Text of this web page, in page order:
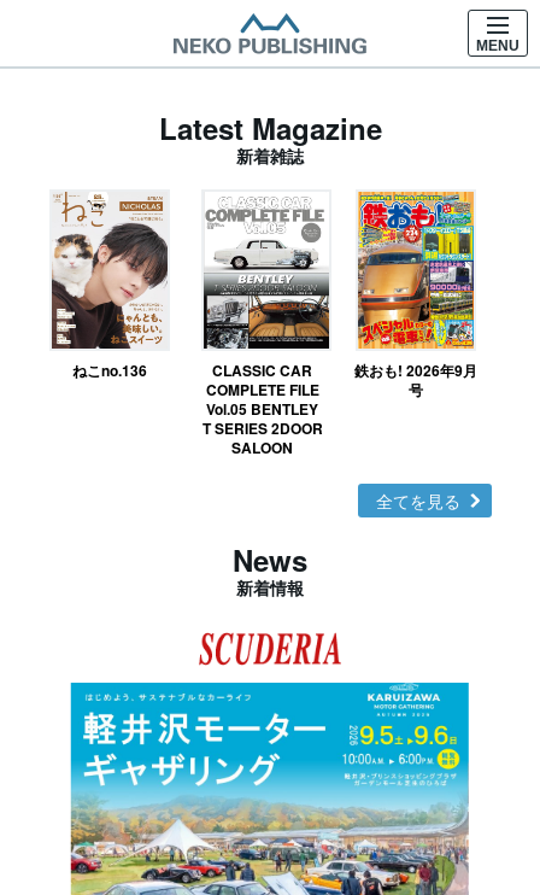
MENU
Latest Magazine
新着雑誌
ねこno.136
CLASSIC CAR
COMPLETE FILE
Vol.05 BENTLEY
T SERIES 2DOOR
SALOON
鉄おも! 2026年9月
号
全てを見る
News
新着情報